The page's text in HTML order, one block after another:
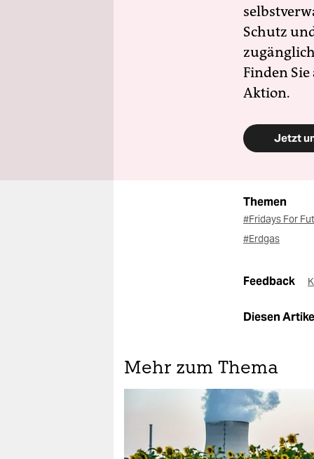
Schutz
Finden
Aktion.
Jetzt
Themen
#Fridays For
#Erdgas
Feedback
Diesen
Mehr zum Thema